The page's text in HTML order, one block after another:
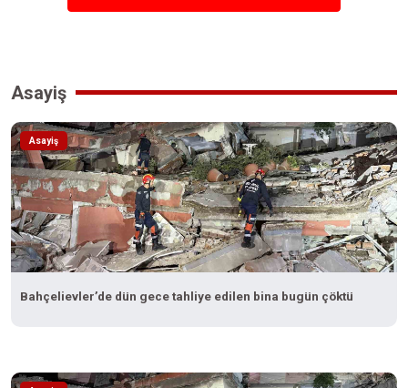
Asayiş
Asayiş
Bahçelievler’de dün gece tahliye edilen bina bugün çöktü